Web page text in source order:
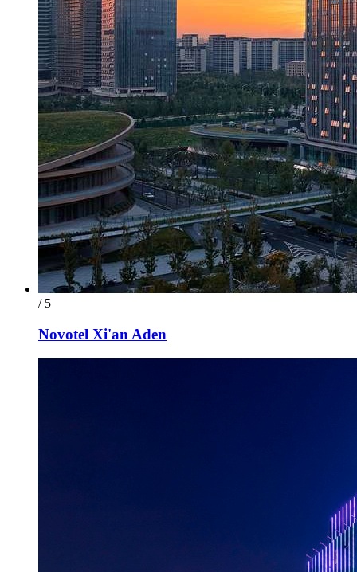
/ 5
Novotel Xi'an Aden